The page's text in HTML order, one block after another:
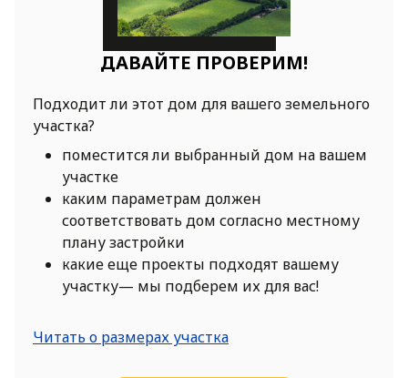
ДАВАЙТЕ ПРОВЕРИМ!
Подходит ли этот дом для вашего земельного
участка?
поместится ли выбранный дом на вашем
участке
каким параметрам должен
соответствовать дом согласно местному
плану застройки
какие еще проекты подходят вашему
участку— мы подберем их для вас!
Читать о размерах участка